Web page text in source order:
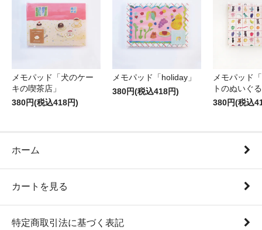
メモパッド「犬のケー
キの喫茶店」
380円(税込418円)
メモパッド「holiday」
380円(税込418円)
メモパッド
トのぬいぐ
380円(税込
ホーム
カートを見る
特定商取引法に基づく表記